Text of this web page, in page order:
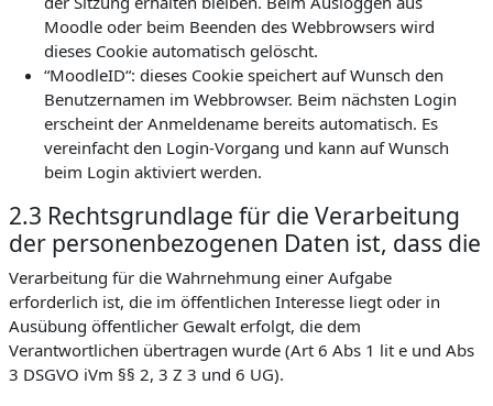
Moodle oder beim Beenden des Webbrowsers wird
dieses Cookie automatisch gelöscht.
“MoodleID“: dieses Cookie speichert auf Wunsch den
Benutzernamen im Webbrowser. Beim nächsten Login
erscheint der Anmeldename bereits automatisch. Es
vereinfacht den Login-Vorgang und kann auf Wunsch
beim Login aktiviert werden.
2.3 Rechtsgrundlage für die Verarbeitung
der personenbezogenen Daten ist, dass die
Verarbeitung für die Wahrnehmung einer Aufgabe
erforderlich ist, die im öffentlichen Interesse liegt oder in
Ausübung öffentlicher Gewalt erfolgt, die dem
Verantwortlichen übertragen wurde (Art 6 Abs 1 lit e und Abs
3 DSGVO iVm §§ 2, 3 Z 3 und 6 UG).